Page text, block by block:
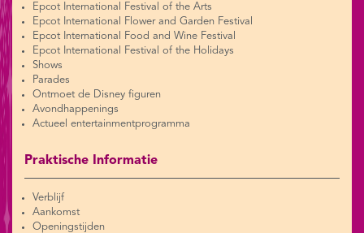
Epcot International Festival of the Arts
Epcot International Flower and Garden Festival
Epcot International Food and Wine Festival
Epcot International Festival of the Holidays
Shows
Parades
Ontmoet de Disney figuren
Avondhappenings
Actueel entertainmentprogramma
Praktische Informatie
Verblijf
Aankomst
Openingstijden